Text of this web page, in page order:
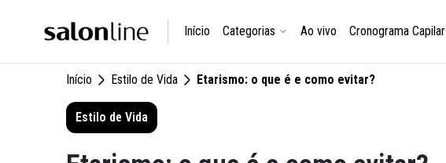
Início Categorias Ao vivo Cronograma Capilar
Início Estilo de Vida Etarismo: o que é e como evitar?
Estilo de Vida